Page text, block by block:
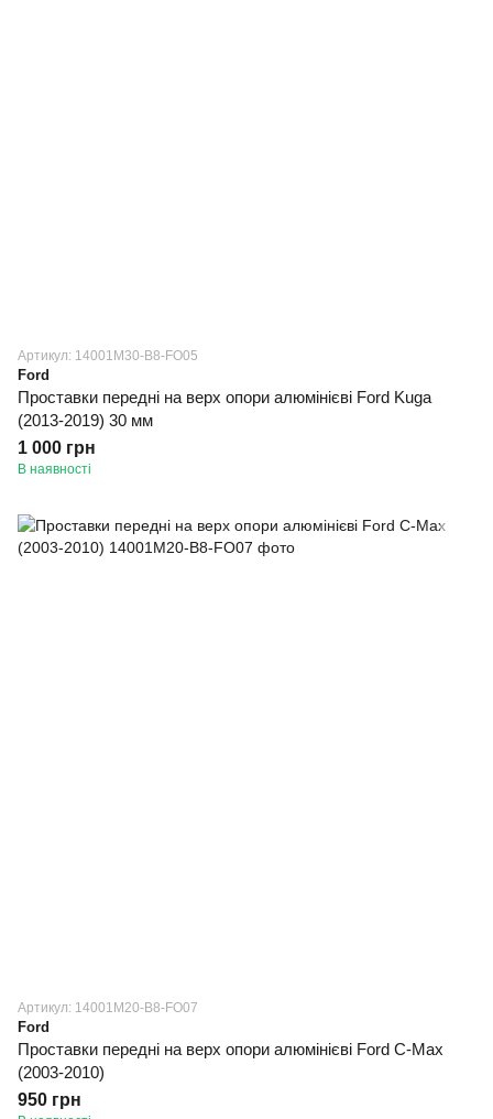
Артикул: 14001M30-B8-FO05
Ford
Проставки передні на верх опори алюмінієві Ford Kuga
(2013-2019) 30 мм
1 000 грн
В наявності
Артикул: 14001M20-B8-FO07
Ford
Проставки передні на верх опори алюмінієві Ford C-Max
(2003-2010)
950 грн